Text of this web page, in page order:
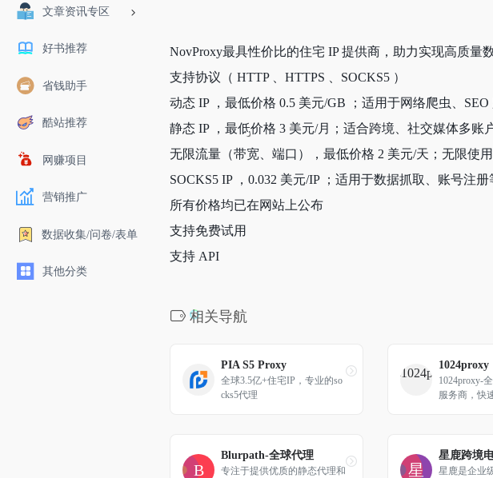
文章资讯专区
好书推荐
省钱助手
酷站推荐
网赚项目
营销推广
数据收集/问卷/表单
其他分类
NovProxy最具性价比的住宅 IP 提供商，助力实现高质量
支持协议（ HTTP 、HTTPS 、SOCKS5 ）
动态 IP ，最低价格 0.5 美元/GB ；适用于网络爬虫、
静态 IP ，最低价格 3 美元/月；适合跨境、社交媒体多账
无限流量（带宽、端口），最低价格 2 美元/天；无限使
SOCKS5 IP ，0.032 美元/IP ；适用于数据抓取、账号注
所有价格均已在网站上公布
支持免费试用
支持 API
相关导航
PIA S5 Proxy
全球3.5亿+住宅IP，专业的so
cks5代理
1024proxy
1024proxy-
服务商，快
Blurpath-全球代理
专注于提供优质的静态代理和
星鹿跨境
星鹿是企业